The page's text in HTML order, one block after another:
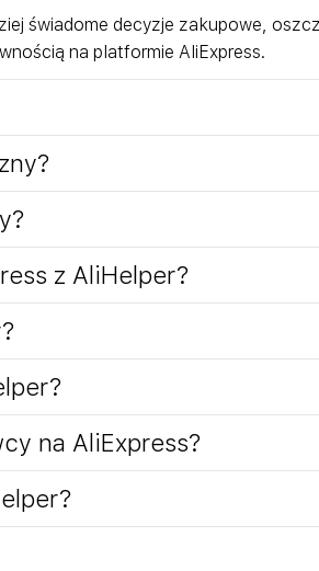
świadome decyzje zakupowe,
na platformie AliExpress.
z AliHelper?
na AliExpress?